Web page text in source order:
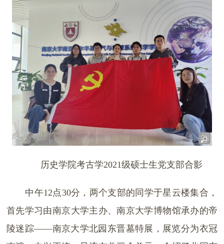
历史学院考古学2021级硕士生党支部合影
中午12点30分，两个支部的同学于星云楼集合，
首先学习由南京大学主办、南京大学博物馆承办的帝
陵迷踪——南京大学北园东晋墓特展，展览分为衣冠